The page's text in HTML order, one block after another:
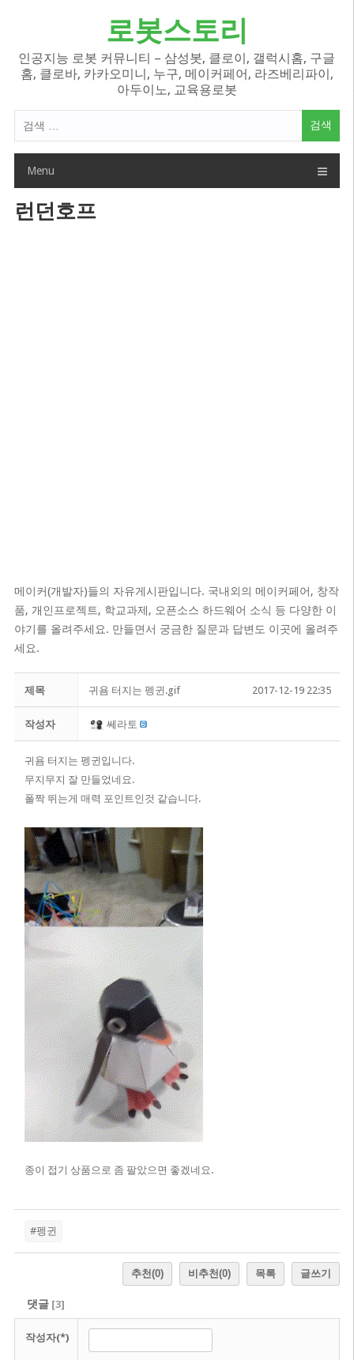
로봇스토리
인공지능 로봇 커뮤니티 – 삼성봇, 클로이, 갤럭시홈, 구글
홈, 클로바, 카카오미니, 누구, 메이커페어, 라즈베리파이,
아두이노, 교육용로봇
색
Menu
런던호프
메이커(개발자)들의 자유게시판입니다. 국내외의 메이커페어, 창작
품, 개인프로젝트, 학교과제, 오픈소스 하드웨어 소식 등 다양한 이
야기를 올려주세요. 만들면서 궁금한 질문과 답변도 이곳에 올려주
세요.
제목 귀욤 터지는 펭귄.gif 2017-12-19 22:35
작성자 쎄라토
귀욤 터지는 펭귄입니다.
무지무지 잘 만들었네요.
폴짝 뛰는게 매력 포인트인것 같습니다.
종이 접기 상품으로 좀 팔았으면 좋겠네요.
#펭귄
추천(0) 비추천(0) 목록 글쓰기
댓글[3]
작성자(*)